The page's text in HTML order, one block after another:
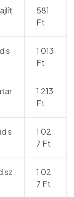
581
Ft
s
1 013
Ft
1 213
Ft
s
1 02
7 Ft
sz
1 02
7 Ft